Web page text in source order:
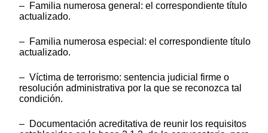
– Familia numerosa general: el correspondiente título
actualizado.
– Familia numerosa especial: el correspondiente título
actualizado.
– Víctima de terrorismo: sentencia judicial firme o
resolución administrativa por la que se reconozca tal
condición.
– Documentación acreditativa de reunir los requisitos